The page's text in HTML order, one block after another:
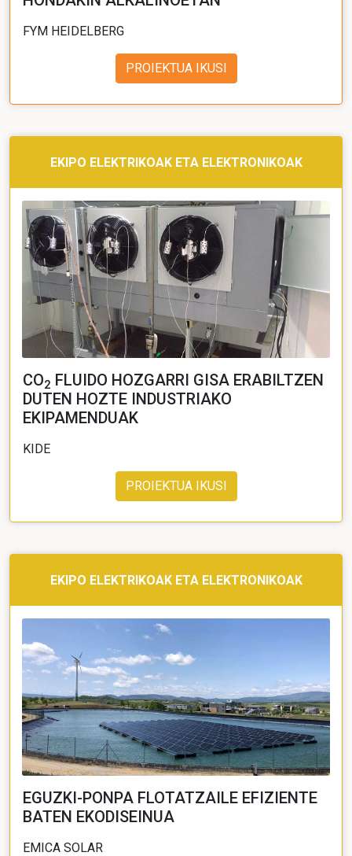
FYM HEIDELBERG
PROIEKTUA IKUSI
EKIPO ELEKTRIKOAK ETA ELEKTRONIKOAK
CO2 FLUIDO HOZGARRI GISA ERABILTZEN
DUTEN HOZTE INDUSTRIAKO
EKIPAMENDUAK
KIDE
PROIEKTUA IKUSI
EKIPO ELEKTRIKOAK ETA ELEKTRONIKOAK
EGUZKI-PONPA FLOTATZAILE EFIZIENTE
BATEN EKODISEINUA
EMICA SOLAR